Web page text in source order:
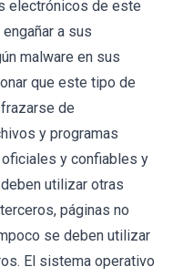
electrónicos de este
a sus
malware en sus
que este tipo de
de
y programas
y confiables y
utilizar otras
páginas no
se deben utilizar
El sistema operativo